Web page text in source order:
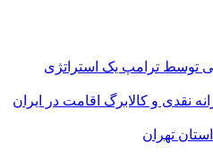
توسط ترامپ یک استراتژی
نقدی و کالابرگ اقامت در ایران
تهران